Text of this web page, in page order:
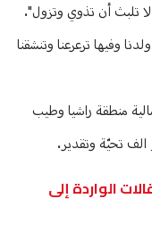
تلبث أن تذوي وتزول".
وفيها ترعرعنا وتنشقنا
منطقة راشيا وطيب
تحيّة وتقدير.
الواردة إلى